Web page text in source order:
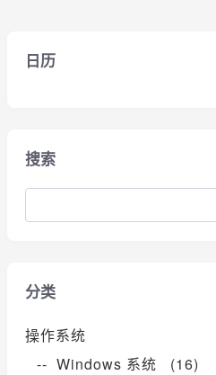
日历
搜索
分类
操作系统
-- Windows 系统 (16)